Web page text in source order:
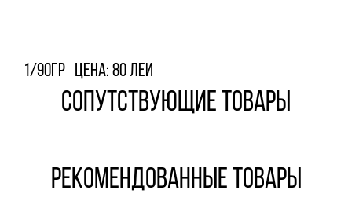
1/90гр Цена: 80 леи
Сопутствующие товары
Рекомендованные товары